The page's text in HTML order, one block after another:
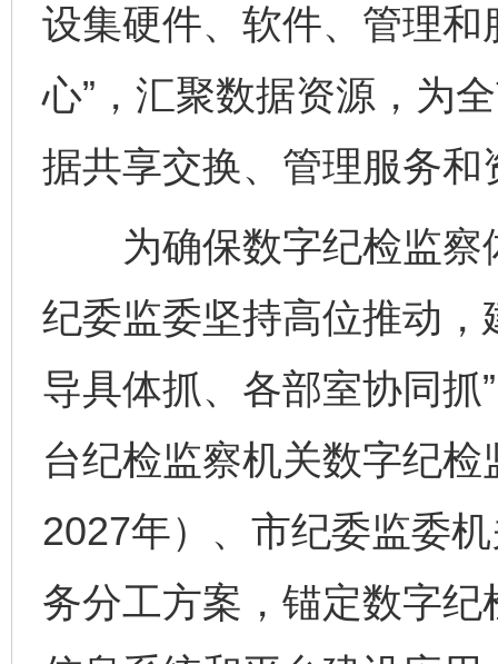
设集硬件、软件、管理和
心”，汇聚数据资源，为
据共享交换、管理服务和
为确保数字纪检监察
纪委监委坚持高位推动，
导具体抓、各部室协同抓
台纪检监察机关数字纪
2027年）、市纪委监委
务分工方案，锚定数字